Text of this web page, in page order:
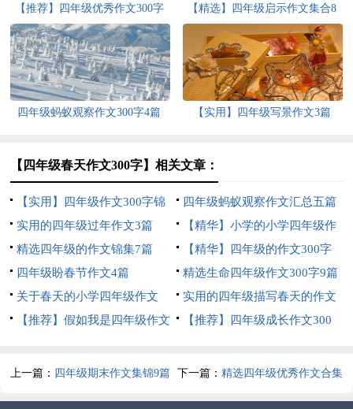
【推荐】四年级优秀作文300字
汇编9篇
【精选】四年级启示作文集合8
篇
四年级蚂蚁观察作文300字4篇 【实用】四年级写景作文3篇
【四年级春天作文300字】相关文章：
【实用】四年级作文300字锦
集5篇
四年级蚂蚁观察作文汇总五篇
实用的四年级过年作文3篇
【精华】小学的小学四年级作
文1200字集锦7篇
精选四年级的作文锦集7篇
【精华】四年级的作文300字
合集九篇
四年级盼春节作文4篇
精选生命四年级作文300字9篇
关于春天的小学四年级作文
400字8篇
实用的四年级描写春天的作文
合集六篇
【推荐】假如我是四年级作文
【推荐】四年级成长作文300
上一篇： 四年级期末作文集锦9篇 下一篇： 精选四年级优秀作文合集
7篇